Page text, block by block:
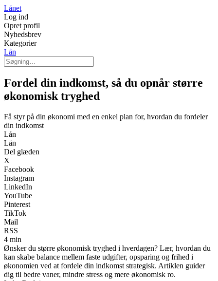
Lånet
Log ind
Opret profil
Nyhedsbrev
Kategorier
Lån
Fordel din indkomst, så du opnår større
økonomisk tryghed
Få styr på din økonomi med en enkel plan for, hvordan du fordeler
din indkomst
Lån
Lån
Del glæden
X
Facebook
Instagram
LinkedIn
YouTube
Pinterest
TikTok
Mail
RSS
4 min
Ønsker du større økonomisk tryghed i hverdagen? Lær, hvordan du
kan skabe balance mellem faste udgifter, opsparing og frihed i
økonomien ved at fordele din indkomst strategisk. Artiklen guider
dig til bedre vaner, mindre stress og mere økonomisk ro.